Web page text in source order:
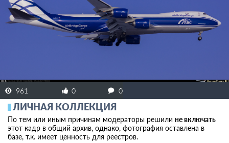
ВОЙТИ
ЗАРЕГИСТРИРОВАТЬСЯ
961 0 0
ЛИЧНАЯ КОЛЛЕКЦИЯ
По тем или иным причинам модераторы решили не включать
этот кадр в общий архив, однако, фотография оставлена в
базе, т.к. имеет ценность для реестров.